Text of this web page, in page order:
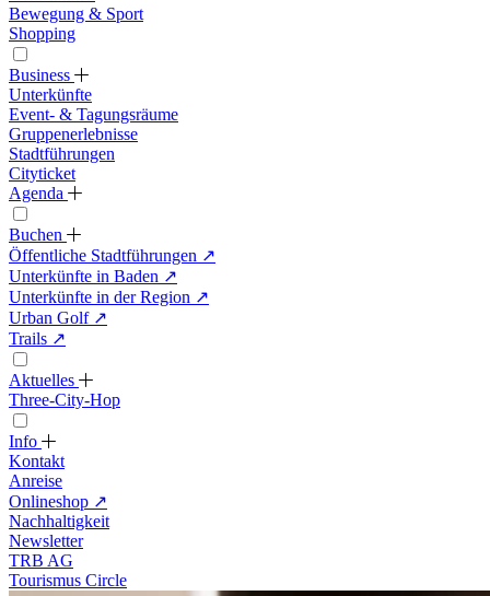
Bewegung & Sport
Shopping
Business
Unterkünfte
Event- & Tagungsräume
Gruppenerlebnisse
Stadtführungen
Cityticket
Agenda
Buchen
Öffentliche Stadtführungen ↗
Unterkünfte in Baden ↗
Unterkünfte in der Region ↗
Urban Golf ↗
Trails ↗
Aktuelles
Three-City-Hop
Info
Kontakt
Anreise
Onlineshop ↗
Nachhaltigkeit
Newsletter
TRB AG
Tourismus Circle